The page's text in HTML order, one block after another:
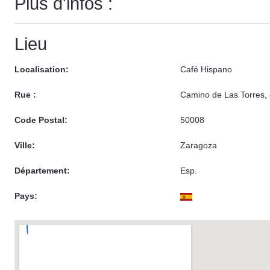
Lieu
Localisation: Café Hispano
Rue : Camino de Las Torres,
Code Postal: 50008
Ville: Zaragoza
Département: Esp.
Pays: